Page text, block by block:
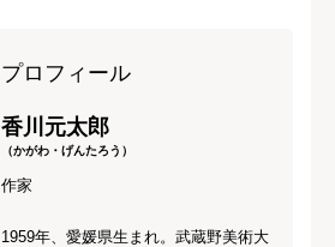
プロフィール
香川元太郎
（かがわ・げんたろう）
作家
1959年、愛媛県生まれ。武蔵野美術大